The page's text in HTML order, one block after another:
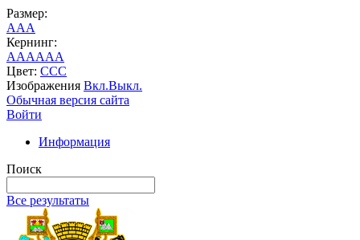
Размер:
AAA
Кернинг:
AAAAAA
Цвет: CCC
Изображения Вкл.Выкл.
Обычная версия сайта
Войти
Информация
Поиск
Все результаты